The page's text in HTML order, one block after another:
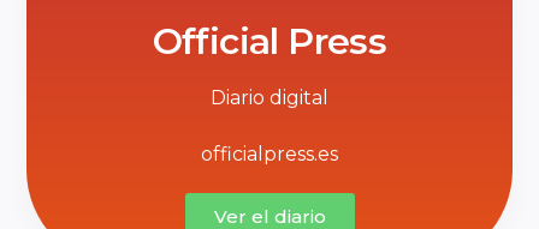
Official Press
Diario digital
officialpress.es
Ver el diario